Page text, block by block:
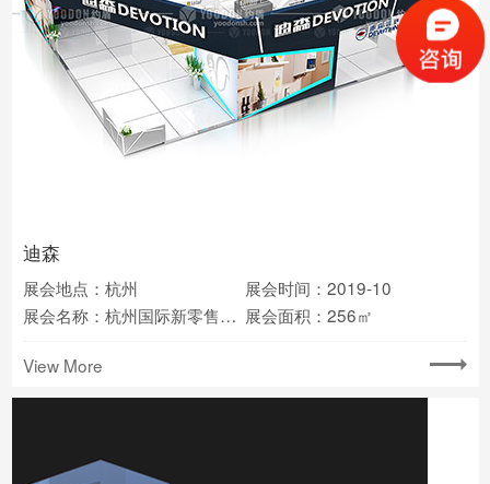
迪森
展会地点：杭州
展会时间：2019-10
展会名称：杭州国际新零售产业博览会 展会面积：256㎡
View More